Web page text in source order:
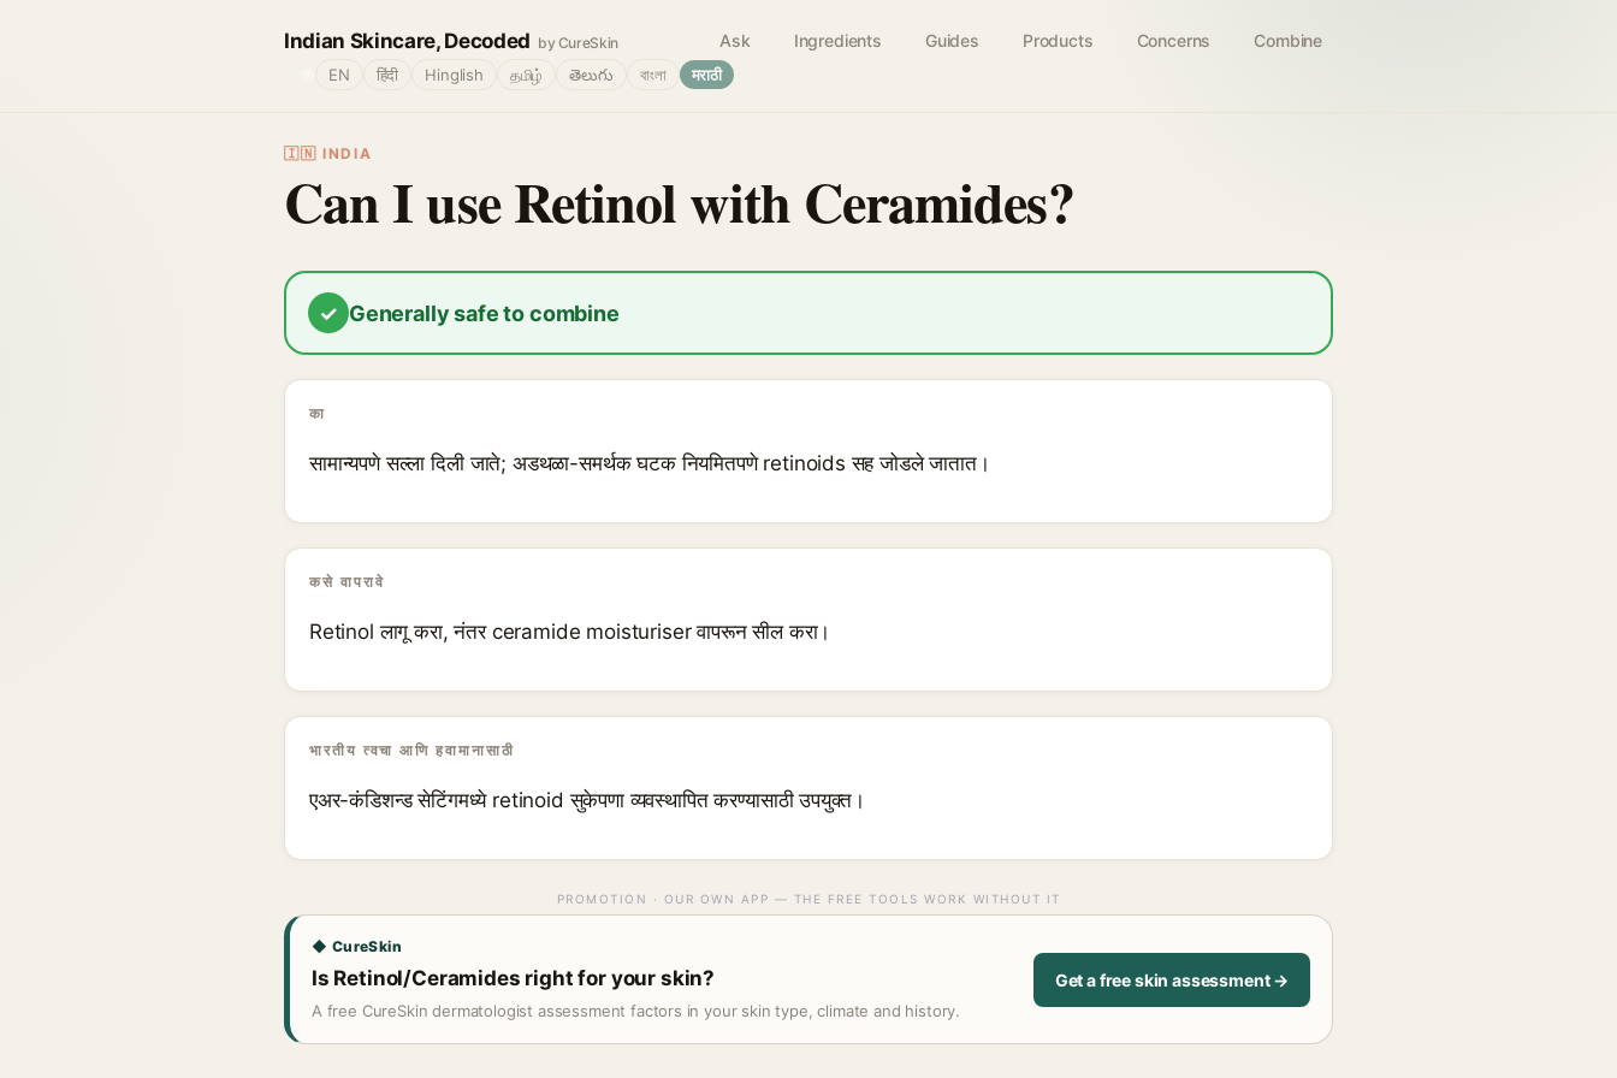
Indian Skincare, Decoded by CureSkin Ask Ingredients Guides Products Concerns Combine
EN हिंदी Hinglish தமிழ் తెలుగు বাংলা मराठी
🇮🇳 INDIA
Can I use Retinol with Ceramides?
✓ Generally safe to combine
का
सामान्यपणे सल्ला दिली जाते; अडथळा-समर्थक घटक नियमितपणे retinoids सह जोडले जातात।
कसे वापरावे
Retinol लागू करा, नंतर ceramide moisturiser वापरून सील करा।
भारतीय त्वचा आणि हवामानासाठी
एअर-कंडिशन्ड सेटिंगमध्ये retinoid सुकेपणा व्यवस्थापित करण्यासाठी उपयुक्त।
PROMOTION · OUR OWN APP — THE FREE TOOLS WORK WITHOUT IT
◆ CureSkin
Is Retinol/Ceramides right for your skin?
A free CureSkin dermatologist assessment factors in your skin type, climate and history.
Get a free skin assessment →